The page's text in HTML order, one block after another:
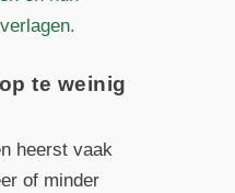
te weinig
heerst vaak
of minder